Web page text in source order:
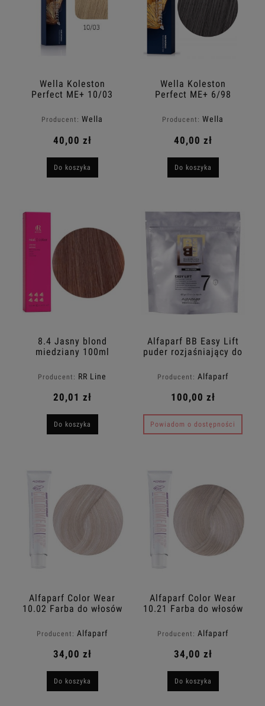
Wella Koleston
Perfect ME+ 10/03
Producent: Wella
40,00 zł
Do koszyka
Wella Koleston
Perfect ME+ 6/98
Producent: Wella
40,00 zł
Do koszyka
8.4 Jasny blond
miedziany 100ml
Producent: RR Line
20,01 zł
Do koszyka
Alfaparf BB Easy Lift
puder rozjaśniający do
Producent: Alfaparf
100,00 zł
Powiadom o dostępności
Alfaparf Color Wear
10.02 Farba do włosów
Producent: Alfaparf
34,00 zł
Do koszyka
Alfaparf Color Wear
10.21 Farba do włosów
Producent: Alfaparf
34,00 zł
Do koszyka